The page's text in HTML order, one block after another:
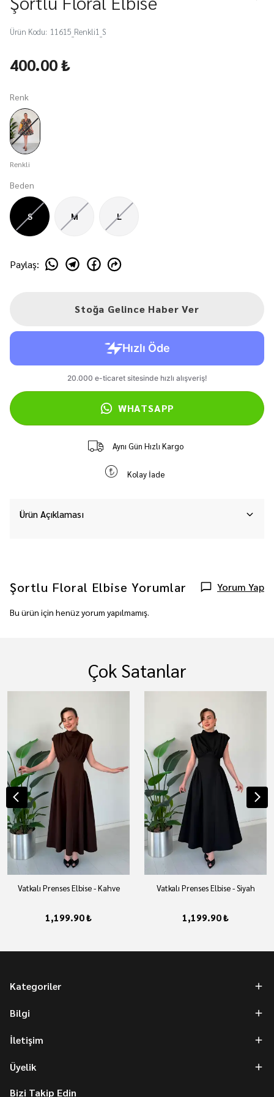
Ürün Kodu: 11615_Renkli1_S
400.00 ₺
Renk
Renkli
Beden
S M L
Paylaş:
Stoğa Gelince Haber Ver
WHATSAPP
Aynı Gün Hızlı Kargo
Kolay İade
Ürün Açıklaması
Şortlu Floral Elbise Yorumlar Yorum Yap
Bu ürün için henüz yorum yapılmamış.
Çok Satanlar
Vatkalı Prenses Elbise - Kahve
1,199.90 ₺
Vatkalı Prenses Elbise - Siyah
1,199.90 ₺
Kategoriler
Bilgi
İletişim
Üyelik
Bizi Takip Edin